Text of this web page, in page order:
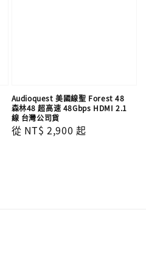
Audioquest 美國線聖 Forest 48
森林48 超高速 48Gbps HDMI 2.1
線 台灣公司貨
Regular
從 NT$ 2,900 起